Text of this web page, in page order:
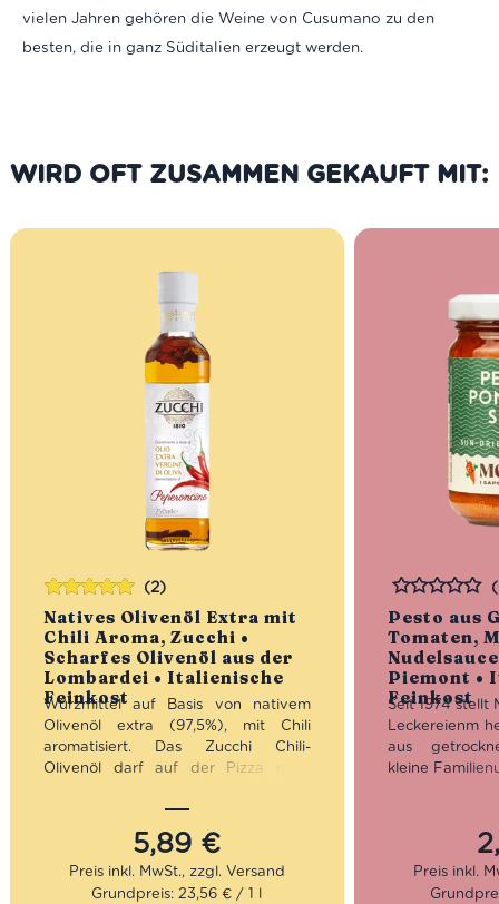
vielen Jahren gehören die Weine von Cusumano zu den
besten, die in ganz Süditalien erzeugt werden.
WIRD OFT ZUSAMMEN GEKAUFT MIT:
Natives Olivenöl Extra mit
Chili Aroma, Zucchi •
Scharfes Olivenöl aus der
Lombardei • Italienische
Feinkost
(2)
Würzmittel auf Basis von nativem
Olivenöl extra (97,5%), mit Chili
aromatisiert. Das Zucchi Chili-
Olivenöl darf auf der Pizza nicht
Begleiter für vielfältige
Nudelgerichte – allen voran natürlich
Pasta al peperoncino. Für alle, die es
gern scharf mögen, ist das Chili-Öl
einfach ein Muss in der Küche.
5,89 €
Bewertet
mit5.00von
5
Grundpreis: 23,56 € / 1 l
Pesto aus
Tomaten,
Piemont •
Feinkost
Bewertet
Seit 1974 stellt
Leckereienm
aus
kleine
regionalen
Sehr
natürlichen